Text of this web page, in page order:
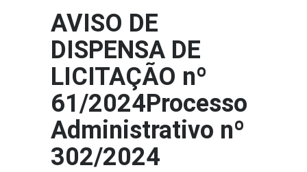
AVISO DE
DISPENSA DE
LICITAÇÃO nº
61/2024Processo
Administrativo nº
302/2024